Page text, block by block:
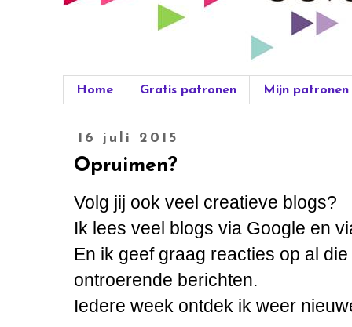
Home Gratis patronen Mijn patronen
16 juli 2015
Opruimen?
Volg jij ook veel creatieve blogs?
Ik lees veel blogs via Google en
En ik geef graag reacties op al
ontroerende berichten.
Iedere week ontdek ik weer